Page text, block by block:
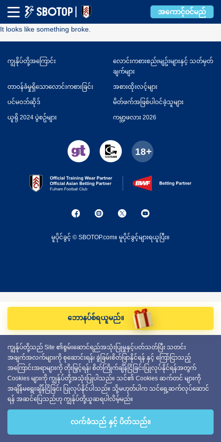
အကောင့်ဝင်မည်
Error
It looks like something broke.
ကျွနိုပ်တို့အကြောင်း
လောင်းကစားစည်းမျဥ်းများနှင့် သတ်မှတ်
ချက်များ
တာဝန်ခံမှုရှိသောလောင်းကစားခြင်း အစားထိုးလင့်များ
ပင်မဝဘ်ဆိုဒ် မိတ်ဖက်အဖြစ်ပါဝင်ခဲ့သူများ
ယူရို 2024 ပွဲစဥ်များ ကမ္ဘာ့ဖလား 2026
မူပိုင်ခွင့် © SBOTOP.com။ မူပိုင်ခွင့်များရယူပြီး။
ဘောနပ်စ်ရယူမည်။
ကျွန်ုပ်တို့သည် Site ၏စွမ်းဆောင်ရည်အသုံးပြုမှုနှင့်ပတ်သတ်ပြီး သတင်း
အချက်အလက်များကို စုဆောင်းရန်၊ ခွဲခြမ်းစိတ်ဖြာနိုင်ရန် နှင့် ကြော်ငြာသည့်
အကြောင်းအရာများကို တိုးမြှင့်ရန်၊ စိတ်ကြိုက်ချိန်ငြိခြင်းပြုလုပ်နိုင်ရန်အတွက်
Cookies များကို ကျွန်ုပ်တို့အသုံးပြုပါသည်။ သင်၏ Cookies ဆက်တင် များကို
အချိန်မရွေးချိန်ငြိခြင်း ပြုလုပ်နိုင်ပါသည်။ သို့မဟုတ်ပါက သင်ရှေ့ဆက်လုပ်ဆောင်
ရန် အဆင်ပြေသည်ဟု ကျွန်ုပ်တို့ယူဆရပါလိမ့်မည်။
လက်ခံသည် နှင့် ပိတ်သည်။